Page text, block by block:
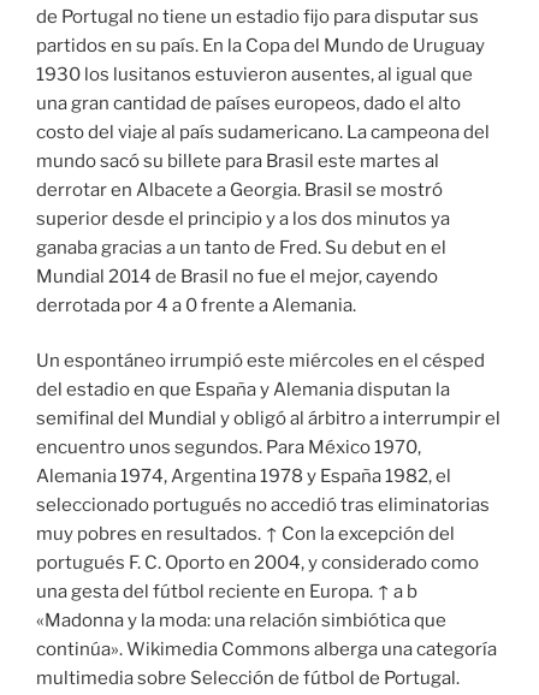
de Portugal no tiene un estadio fijo para disputar sus
partidos en su país. En la Copa del Mundo de Uruguay
1930 los lusitanos estuvieron ausentes, al igual que
una gran cantidad de países europeos, dado el alto
costo del viaje al país sudamericano. La campeona del
mundo sacó su billete para Brasil este martes al
derrotar en Albacete a Georgia. Brasil se mostró
superior desde el principio y a los dos minutos ya
ganaba gracias a un tanto de Fred. Su debut en el
Mundial 2014 de Brasil no fue el mejor, cayendo
derrotada por 4 a 0 frente a Alemania.
Un espontáneo irrumpió este miércoles en el césped
del estadio en que España y Alemania disputan la
semifinal del Mundial y obligó al árbitro a interrumpir el
encuentro unos segundos. Para México 1970,
Alemania 1974, Argentina 1978 y España 1982, el
seleccionado portugués no accedió tras eliminatorias
muy pobres en resultados. ↑ Con la excepción del
portugués F. C. Oporto en 2004, y considerado como
una gesta del fútbol reciente en Europa. ↑ a b
«Madonna y la moda: una relación simbiótica que
continúa». Wikimedia Commons alberga una categoría
multimedia sobre Selección de fútbol de Portugal.